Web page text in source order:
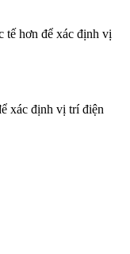
tế hơn để xác định vị
xác định vị trí điện